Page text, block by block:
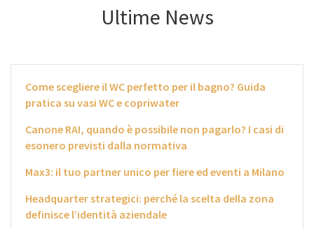
Ultime News
Come scegliere il WC perfetto per il bagno? Guida
pratica su vasi WC e copriwater
Canone RAI, quando è possibile non pagarlo? I casi di
esonero previsti dalla normativa
Max3: il tuo partner unico per fiere ed eventi a Milano
Headquarter strategici: perché la scelta della zona
definisce l’identità aziendale